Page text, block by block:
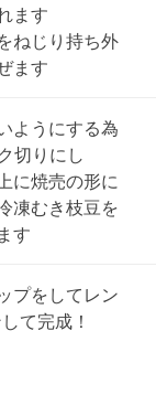
ます
ねじり持ち外
ます
ようにする為
切りにし
に焼売の形に
凍むき枝豆を
す
プをしてレン
て完成！